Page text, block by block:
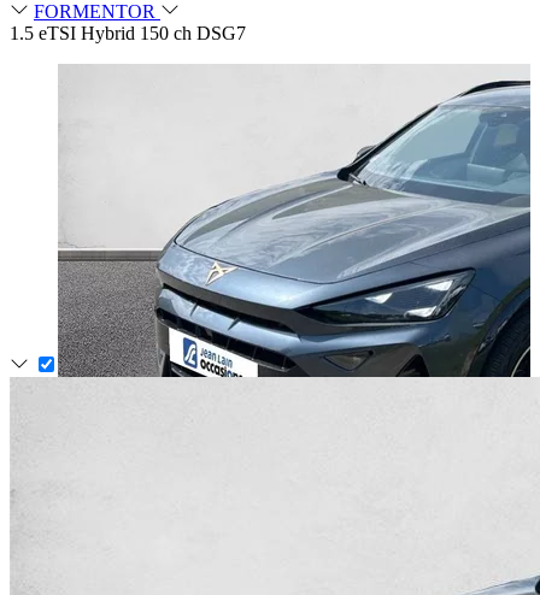
FORMENTOR
1.5 eTSI Hybrid 150 ch DSG7